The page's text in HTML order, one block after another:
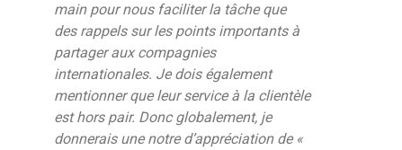
main pour nous faciliter la tâche que
des rappels sur les points importants à
partager aux compagnies
internationales. Je dois également
mentionner que leur service à la clientèle
est hors pair. Donc globalement, je
donnerais une notre d’appréciation de «